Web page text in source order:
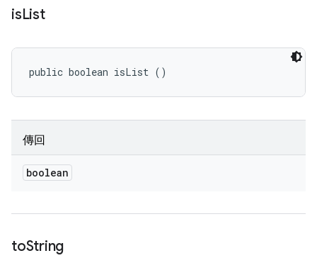
isList
public boolean isList ()
傳回
boolean
toString